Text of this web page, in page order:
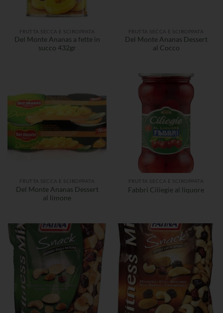
FRUTTA SECCA E SCIROPPATA
Del Monte Ananas a fette in
succo 432gr
FRUTTA SECCA E SCIROPPATA
Del Monte Ananas Dessert
al Cocco
FRUTTA SECCA E SCIROPPATA
Del Monte Ananas Dessert
al limone
FRUTTA SECCA E SCIROPPATA
Fabbri Ciliegie al liquore